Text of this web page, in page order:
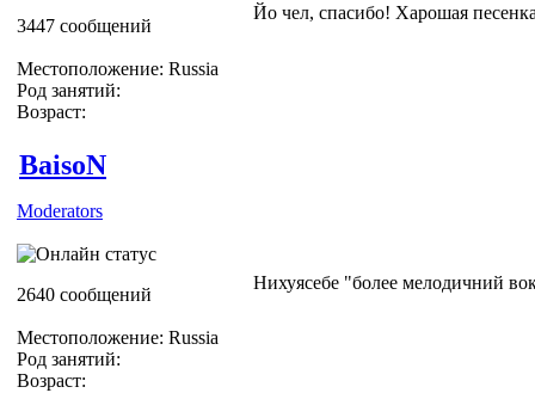
3447 сообщений
Местоположение: Russia
Род занятий:
Возраст:
Йо чел, спасибо! Харошая
BaisoN
Moderators
2640 сообщений
Местоположение: Russia
Род занятий:
Возраст:
Нихуясебе "более мелодичний